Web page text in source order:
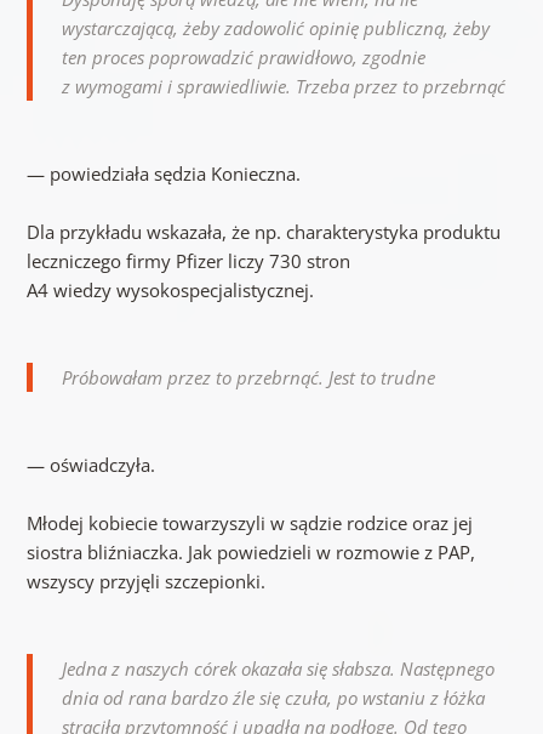
wystarczającą, żeby zadowolić opinię publiczną, żeby
ten proces poprowadzić prawidłowo, zgodnie
z wymogami i sprawiedliwie. Trzeba przez to przebrnąć
— powiedziała sędzia Konieczna.
Dla przykładu wskazała, że np. charakterystyka produktu
leczniczego firmy Pfizer liczy 730 stron
A4 wiedzy wysokospecjalistycznej.
Próbowałam przez to przebrnąć. Jest to trudne
— oświadczyła.
Młodej kobiecie towarzyszyli w sądzie rodzice oraz jej
siostra bliźniaczka. Jak powiedzieli w rozmowie z PAP,
wszyscy przyjęli szczepionki.
Jedna z naszych córek okazała się słabsza. Następnego
dnia od rana bardzo źle się czuła, po wstaniu z łóżka
straciła przytomność i upadła na podłogę. Od tego